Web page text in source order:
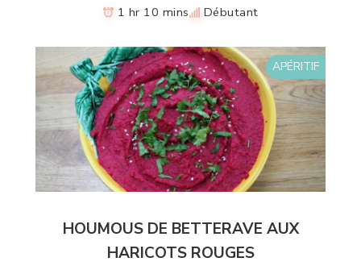
1 hr 10 mins Débutant
APÉRITIF
HOUMOUS DE BETTERAVE AUX
HARICOTS ROUGES